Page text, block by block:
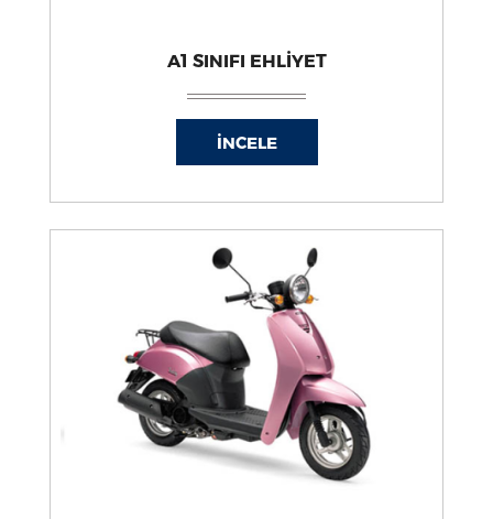
A1 SINIFI EHLİYET
İNCELE